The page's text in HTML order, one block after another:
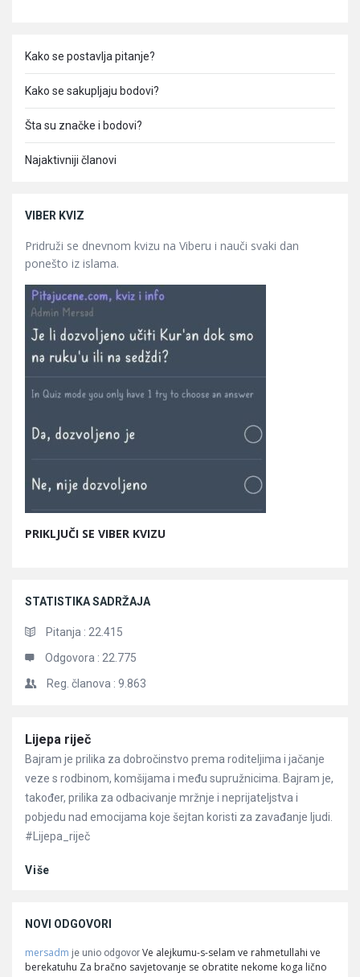
Kako se postavlja pitanje?
Kako se sakupljaju bodovi?
Šta su značke i bodovi?
Najaktivniji članovi
VIBER KVIZ
Pridruži se dnevnom kvizu na Viberu i nauči svaki dan
ponešto iz islama.
PRIKLJUČI SE VIBER KVIZU
STATISTIKA SADRŽAJA
Pitanja : 22.415
Odgovora : 22.775
Reg. članova : 9.863
Članci
Lijepa riječ
Bajram je prilika za dobročinstvo prema roditeljima i jačanje
veze s rodbinom, komšijama i među supružnicima. Bajram je,
također, prilika za odbacivanje mržnje i neprijateljstva i
pobjedu nad emocijama koje šejtan koristi za zavađanje ljudi.
#Lijepa_riječ
Više
NOVI ODGOVORI
mersadm je unio odgovor Ve alejkumu-s-selam ve rahmetullahi ve
berekatuhu Za bračno savjetovanje se obratite nekome koga lično